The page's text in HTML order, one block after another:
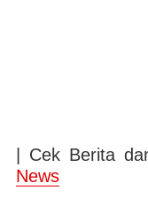
| Cek Berita
News